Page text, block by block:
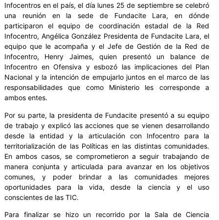
Infocentros en el país, el día lunes 25 de septiembre se celebró
una reunión en la sede de Fundacite Lara, en dónde
participaron el equipo de coordinación estadal de la Red
Infocentro, Angélica González Presidenta de Fundacite Lara, el
equipo que le acompaña y el Jefe de Gestión de la Red de
Infocentro, Henry Jaimes, quien presentó un balance de
Infocentro en Ofensiva y esbozó las implicaciones del Plan
Nacional y la intención de empujarlo juntos en el marco de las
responsabilidades que como Ministerio les corresponde a
ambos entes.
Por su parte, la presidenta de Fundacite presentó a su equipo
de trabajo y explicó las acciones que se vienen desarrollando
desde la entidad y la articulación con Infocentro para la
territorialización de las Políticas en las distintas comunidades.
En ambos casos, se comprometieron a seguir trabajando de
manera conjunta y articulada para avanzar en los objetivos
comunes, y poder brindar a las comunidades mejores
oportunidades para la vida, desde la ciencia y el uso
conscientes de las TIC.
Para finalizar se hizo un recorrido por la Sala de Ciencia